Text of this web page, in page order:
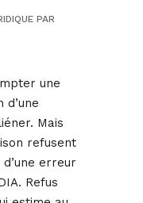
PAR
une
Mais
refusent
erreur
Refus